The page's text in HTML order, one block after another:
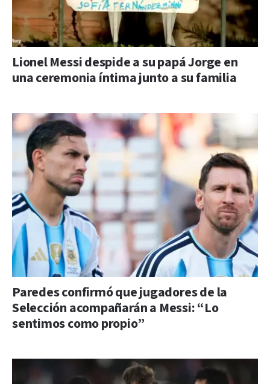
Lionel Messi despide a su papá Jorge en
una ceremonia íntima junto a su familia
Paredes confirmó que jugadores de la
Selección acompañarán a Messi: “Lo
sentimos como propio”